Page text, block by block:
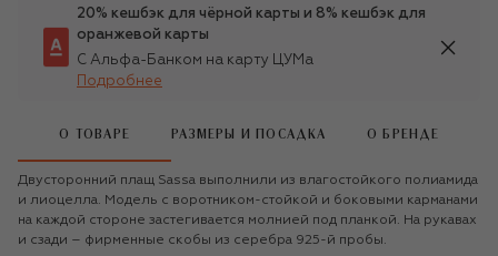
20% кешбэк для чёрной карты и 8% кешбэк для
оранжевой карты
С Альфа-Банком на карту ЦУМа
Подробнее
О ТОВАРЕ РАЗМЕРЫ И ПОСАДКА О БРЕНДЕ
Двусторонний плащ Sassa выполнили из влагостойкого полиамида
и лиоцелла. Модель с воротником-стойкой и боковыми карманами
на каждой стороне застегивается молнией под планкой. На рукавах
и сзади – фирменные скобы из серебра 925-й пробы.